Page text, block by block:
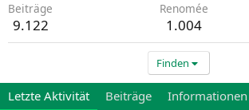
Beiträge
9.122
Renomée
1.004
Finden
Letzte Aktivität Beiträge Informationen